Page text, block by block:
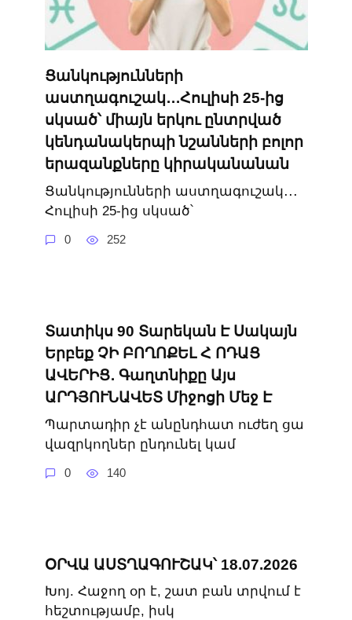
Ցանկությունների
աստղագուշակ․․․Հուլիսի 25-ից
սկսած՝ միայն երկու ընտրված
կենդանակերպի նշանների բոլոր
երազանքները կիրականանան
Ցանկությունների աստղագուշակ․․․
Հուլիսի 25-ից սկսած՝
0 252
Տատիկս 90 Տարեկան Է Սակայն
Երբեք ՉԻ ԲՈՂՈՔԵԼ Հ ՈԴԱՑ
ԱՎԵՐԻՑ․ Գաղտնիքը Այս
ԱՐԴՅՈՒՆԱՎԵՏ Միջոցի Մեջ Է
Պարտադիր չէ անընդհատ ուժեղ ցա
վազրկողներ ընդունել կամ
0 140
ՕՐՎԱ ԱՍՏՂԱԳՈՒՇԱԿ՝ 18.07.2026
Խոյ. Հաջող օր է, շատ բան տրվում է
հեշտությամբ, իսկ